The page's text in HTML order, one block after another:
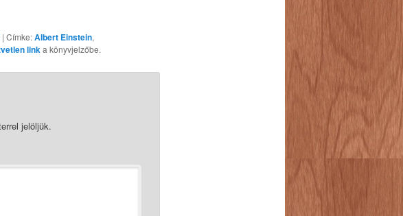
| Címke:Albert Einstein,
linka könyvjelzőbe.
jelöljük.